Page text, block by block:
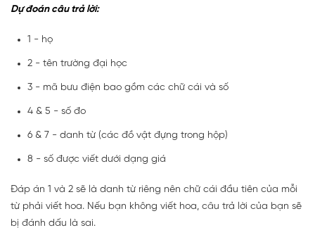
Dự đoán câu trả lời:
1 - họ
2 - tên trường đại học
3 - mã bưu điện bao gồm các chữ cái và số
4 & 5 - số đo
6 & 7 - danh từ (các đồ vật đựng trong hộp)
8 - số được viết dưới dạng giá
Đáp án 1 và 2 sẽ là danh từ riêng nên chữ cái đầu tiên của mỗi
từ phải viết hoa. Nếu bạn không viết hoa, câu trả lời của bạn sẽ
bị đánh dấu là sai.